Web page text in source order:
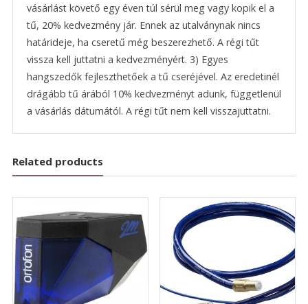
vásárlást követő egy éven túl sérül meg vagy kopik el a
tű, 20% kedvezmény jár. Ennek az utalványnak nincs
határideje, ha cseretű még beszerezhető. A régi tűt
vissza kell juttatni a kedvezményért. 3) Egyes
hangszedők fejleszthetőek a tű cseréjével. Az eredetinél
drágább tű árából 10% kedvezményt adunk, függetlenül
a vásárlás dátumától. A régi tűt nem kell visszajuttatni.
Related products